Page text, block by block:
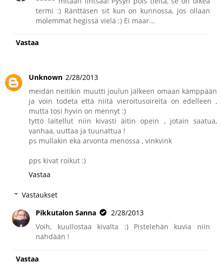
termi :) Ränttäsen sit kun on kunnossa, jos ollaan
molemmat hegissä vielä :) Ei maar...
Vastaa
Unknown 2/28/2013
meidän neitikin muutti joulun jälkeen omaan kämppään
ja voin todeta että niitä vieroitusoireita on edelleen ,
mutta tosi hyvin on mennyt :)
tyttö laitellut niin kivasti äitin opein , jotain saatua,
vanhaa, uuttaa ja tuunattua !
ps mullakin eka arvonta menossa , vinkvink
pps kivat roikut :)
Vastaa
Vastaukset
Pikkutalon Sanna
2/28/2013
Voih, kuullostaa kivalta :) Pistelehän kuvia niin
nähdään !
Vastaa